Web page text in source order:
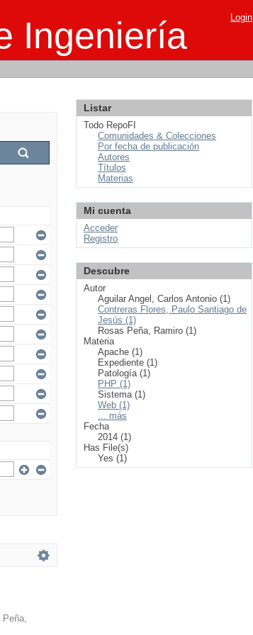
Ingeniería Login
Peña,
Listar
Todo RepoFI
Comunidades & Colecciones
Por fecha de publicación
Autores
Títulos
Materias
Mi cuenta
Acceder
Registro
Descubre
Autor
Aguilar Angel, Carlos Antonio (1)
Contreras Flores, Paulo Santiago de
Jesús (1)
Rosas Peña, Ramiro (1)
Materia
Apache (1)
Expediente (1)
Patología (1)
PHP (1)
Sistema (1)
Web (1)
... más
Fecha
2014 (1)
Has File(s)
Yes (1)